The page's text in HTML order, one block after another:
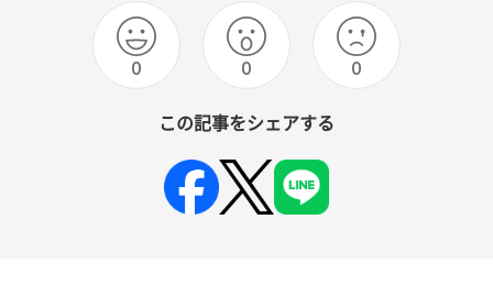
0 0 0
この記事をシェアする